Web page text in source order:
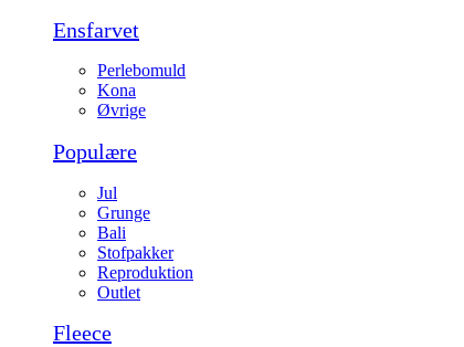
Ensfarvet
Perlebomuld
Kona
Øvrige
Populære
Jul
Grunge
Bali
Stofpakker
Reproduktion
Outlet
Fleece